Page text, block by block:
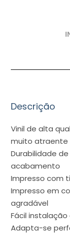
Descrição
Vinil de alta
muito atraente
Durabilidade
acabamento
Impresso com
Impresso em
agradável
Fácil
Adapta-se